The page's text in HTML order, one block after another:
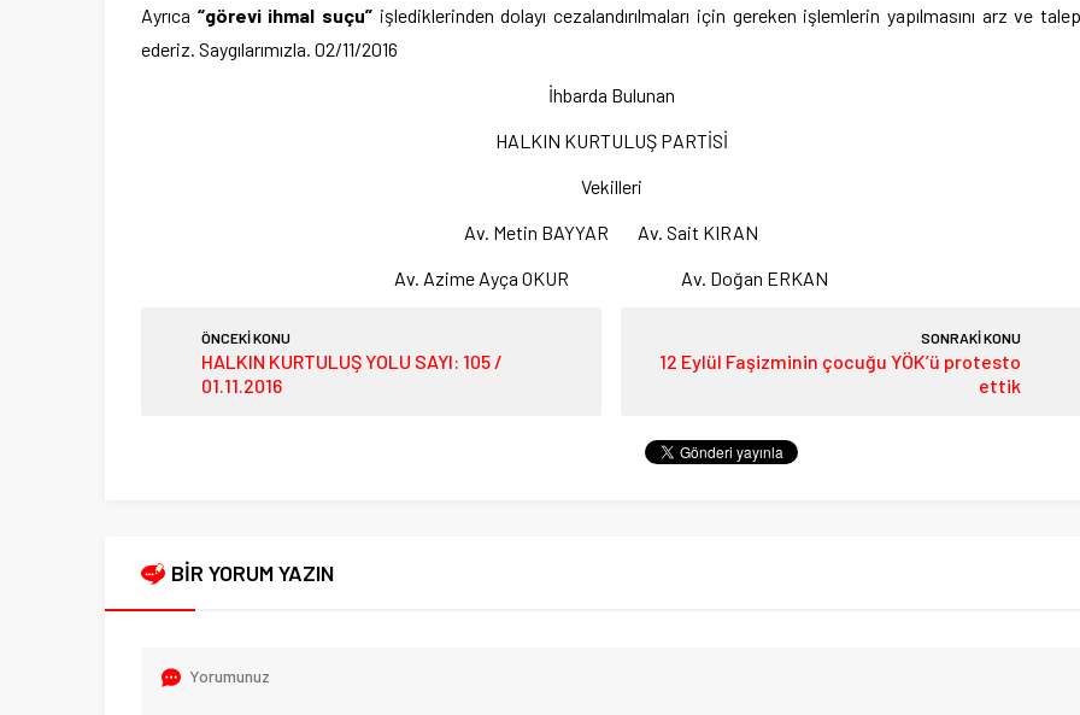
Ayrıca “görevi ihmal suçu” işlediklerinden dolayı cezalandırılmaları için gereken işlemlerin yapılmasını arz ve
ederiz. Saygılarımızla. 02/11/2016
İhbarda Bulunan
HALKIN KURTULUŞ PARTİSİ
Vekilleri
Av. Metin BAYYAR Av. Sait KIRAN
Av. Azime Ayça OKUR Av. Doğan ERKAN
ÖNCEKİ KONU
HALKIN KURTULUŞ YOLU SAYI: 105 /
01.11.2016
SONRAKİ KONU
12 Eylül Faşizminin çocuğu YÖK’ü protesto
ettik
BİR YORUM YAZIN